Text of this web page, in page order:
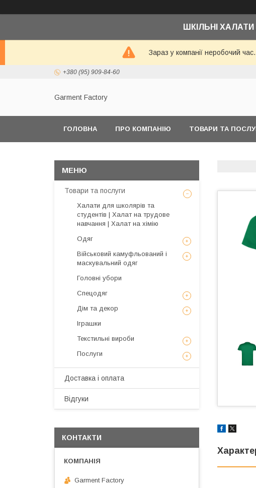
ШКІЛЬНІ ХАЛАТИ
Зараз у компанії неробочий
+380 (95) 909-84-60
Garment Factory
ГОЛОВНА ПРО КОМПАНІЮ ТОВАРИ ТА
Товари та послуги
Халати для школярів та
студентів | Халат на трудове
навчання | Халат на хімію
Одяг
Військовий камуфльований і
маскувальний одяг
Головні убори
Спецодяг
Дім та декор
Іграшки
Текстильні вироби
Послуги
Доставка і оплата
Відгуки
КОНТАКТИ
Garment Factory